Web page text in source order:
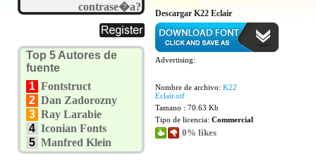
contrase�a?
Top 5 Autores de
fuente
1 Fontstruct
2 Dan Zadorozny
3 Ray Larabie
4 Iconian Fonts
5 Manfred Klein
Descargar K22 Eclair
Advertising:
Nombre de archivo: K22
Eclair.otf
Tamano : 70.63 Kb
Tipo de licencia: Commercial
0% likes